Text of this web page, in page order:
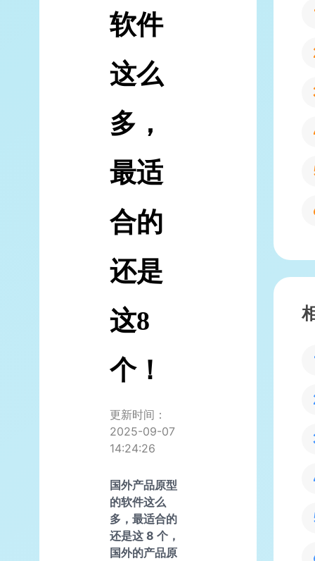
软件
这么
多，
最适
合的
还是
这8
个！
更新时间：
2025-09-07
14:24:26
国外产品原型
的软件这么
多，最适合的
还是这 8 个，
国外的产品原